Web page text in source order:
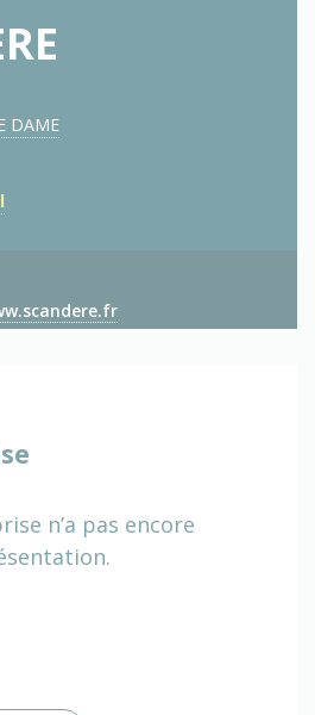
DAME
n’a pas encore